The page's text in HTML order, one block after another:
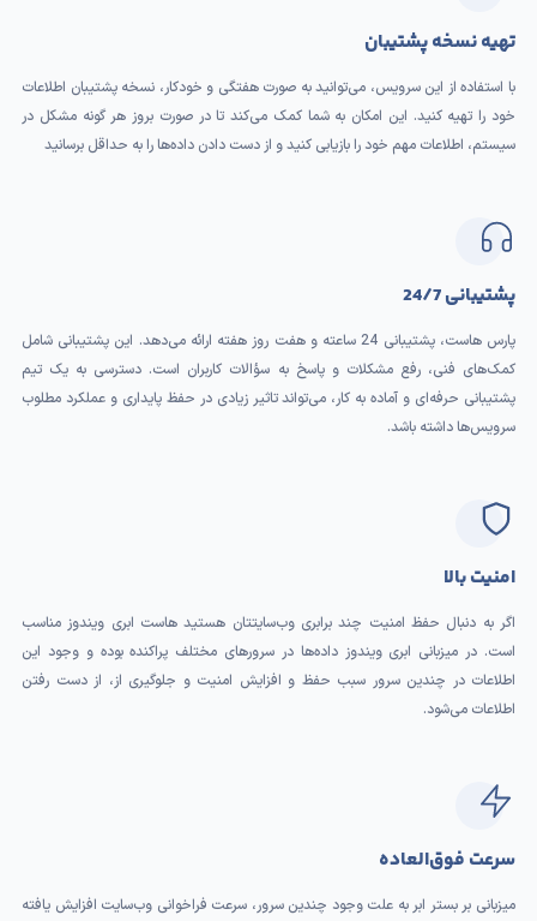
تهیه نسخه پشتیبان
با استفاده از این سرویس، می‌توانید به صورت هفتگی و خودکار، نسخه پشتیبان اطلاعات
خود را تهیه کنید. این امکان به شما کمک می‌کند تا در صورت بروز هر گونه مشکل در
سیستم، اطلاعات مهم خود را بازیابی کنید و از دست دادن داده‌ها را به حداقل برسانید
پشتیبانی 24/7
پارس هاست، پشتیبانی 24 ساعته و هفت روز هفته ارائه می‌دهد. این پشتیبانی شامل
کمک‌های فنی، رفع مشکلات و پاسخ به سؤالات کاربران است. دسترسی به یک تیم
پشتیبانی حرفه‌ای و آماده به کار، می‌تواند تاثیر زیادی در حفظ پایداری و عملکرد مطلوب
سرویس‌ها داشته باشد.
امنیت بالا
اگر به دنبال حفظ امنیت چند برابری وب‌سایتتان هستید هاست ابری ویندوز مناسب
است. در میزبانی ابری ویندوز داده‌ها در سرورهای مختلف پراکنده بوده و وجود این
اطلاعات در چندین سرور سبب حفظ و افزایش امنیت و جلوگیری از، از دست رفتن
اطلاعات می‌شود.
سرعت فوق‌العاده
میزبانی بر بستر ابر به علت وجود چندین سرور، سرعت فراخوانی وب‌سایت افزایش یافته